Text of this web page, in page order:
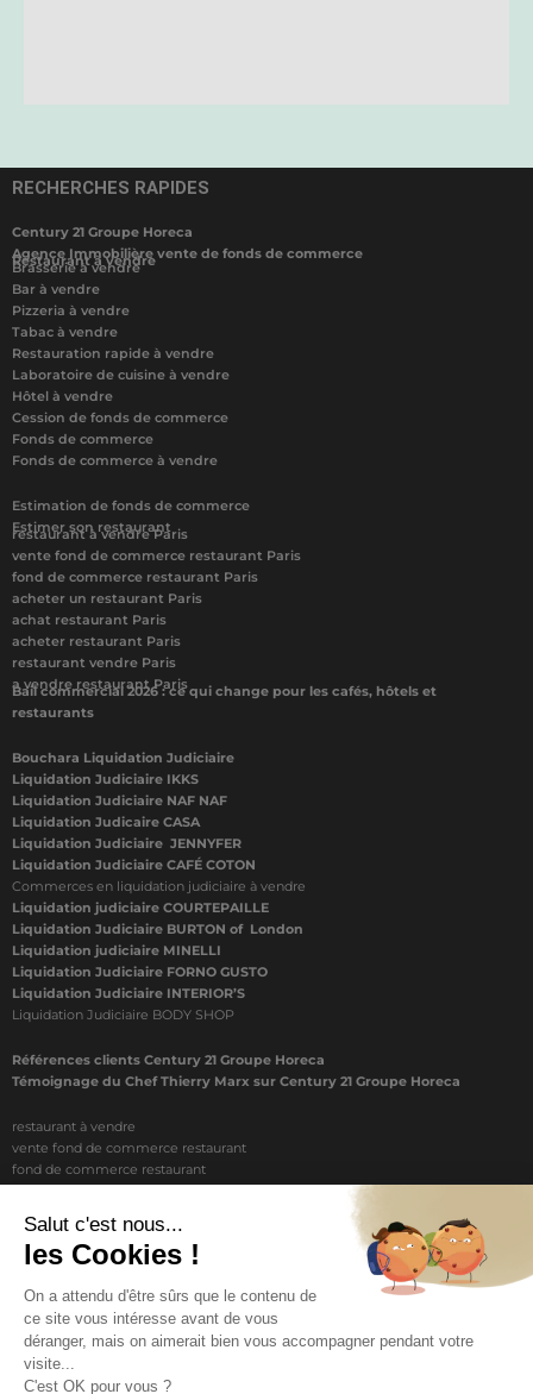
RECHERCHES RAPIDES
Century 21 Groupe Horeca
Agence Immobilière vente de fonds de commerce
Restaurant à vendre
Brasserie à vendre
Bar à vendre
Pizzeria à vendre
Tabac à vendre
Restauration rapide à vendre
Laboratoire de cuisine à vendre
Hôtel à vendre
Cession de fonds de commerce
Fonds de commerce
Fonds de commerce à vendre
Estimation de fonds de commerce
Estimer son restaurant
restaurant à vendre Paris
vente fond de commerce restaurant Paris
fond de commerce restaurant Paris
acheter un restaurant Paris
achat restaurant Paris
acheter restaurant Paris
restaurant vendre Paris
a vendre restaurant Paris
Bail commercial 2026 : ce qui change pour les cafés, hôtels et
restaurants
Bouchara Liquidation Judiciaire
Liquidation Judiciaire IKKS
Liquidation Judiciaire NAF NAF
Liquidation Judicaire CASA
Liquidation Judiciaire JENNYFER
Liquidation Judiciaire CAFÉ COTON
Commerces en liquidation judiciaire à vendre
Liquidation judiciaire COURTEPAILLE
Liquidation Judiciaire BURTON of London
Liquidation judiciaire MINELLI
Liquidation Judiciaire FORNO GUSTO
Liquidation Judiciaire INTERIOR’S
Liquidation Judiciaire BODY SHOP
Références clients Century 21 Groupe Horeca
Témoignage du Chef Thierry Marx sur Century 21 Groupe Horeca
restaurant à vendre
vente fond de commerce restaurant
fond de commerce restaurant
vente de fond de commerce restaurant
acheter restaurant